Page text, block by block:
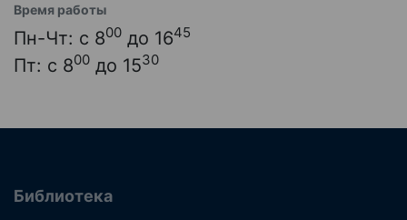
Время работы
Пн-Чт: с 800 до 1645
Пт: с 800 до 1530
Библиотека